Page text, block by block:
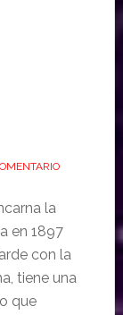
la
en 1897
con la
tiene una
que